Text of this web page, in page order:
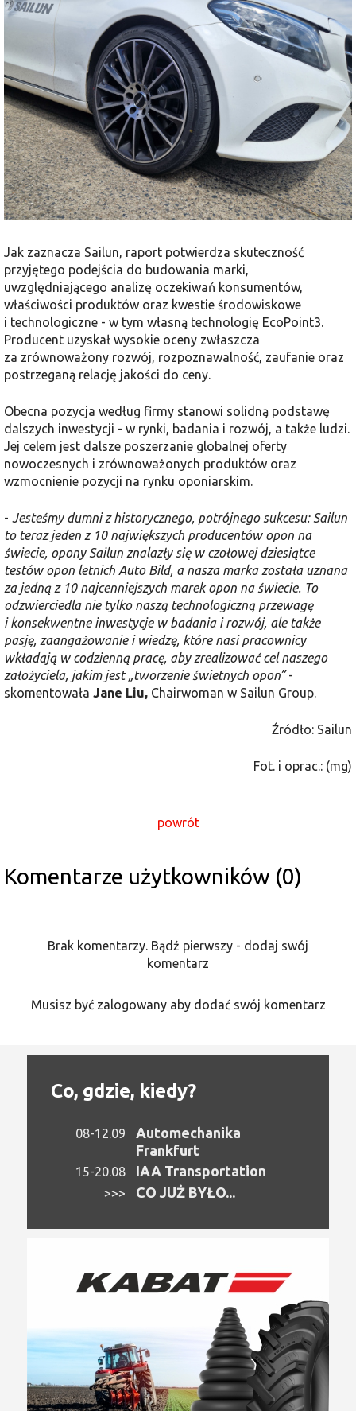
Jak zaznacza Sailun, raport potwierdza skuteczność
przyjętego podejścia do budowania marki,
uwzględniającego analizę oczekiwań konsumentów,
właściwości produktów oraz kwestie środowiskowe
i technologiczne - w tym własną technologię EcoPoint3.
Producent uzyskał wysokie oceny zwłaszcza
za zrównoważony rozwój, rozpoznawalność, zaufanie oraz
postrzeganą relację jakości do ceny.
Obecna pozycja według firmy stanowi solidną podstawę
dalszych inwestycji - w rynki, badania i rozwój, a także ludzi.
Jej celem jest dalsze poszerzanie globalnej oferty
nowoczesnych i zrównoważonych produktów oraz
wzmocnienie pozycji na rynku oponiarskim.
- Jesteśmy dumni z historycznego, potrójnego sukcesu: Sailun
to teraz jeden z 10 największych producentów opon na
świecie, opony Sailun znalazły się w czołowej dziesiątce
testów opon letnich Auto Bild, a nasza marka została uznana
za jedną z 10 najcenniejszych marek opon na świecie. To
odzwierciedla nie tylko naszą technologiczną przewagę
i konsekwentne inwestycje w badania i rozwój, ale także
pasję, zaangażowanie i wiedzę, które nasi pracownicy
wkładają w codzienną pracę, aby zrealizować cel naszego
założyciela, jakim jest „tworzenie świetnych opon”-
skomentowała Jane Liu, Chairwoman w Sailun Group.
Źródło: Sailun
Fot. i oprac.: (mg)
powrót
Komentarze użytkowników (0)
Brak komentarzy. Bądź pierwszy - dodaj swój
komentarz
Musisz być zalogowany aby dodać swój komentarz
Co, gdzie, kiedy?
08-12.09
Automechanika
Frankfurt
15-20.08 IAA Transportation
>>> CO JUŻ BYŁO...